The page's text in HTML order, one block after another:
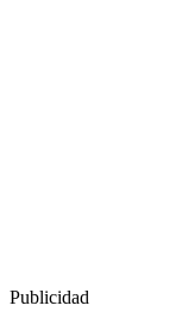
Publicidad